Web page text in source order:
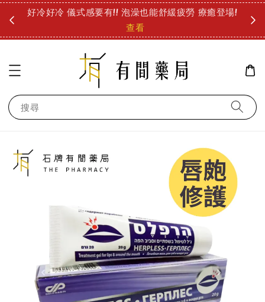
好冷好冷 儀式感要有!! 泡澡也能舒緩疲勞 療癒登場!
查看
搜尋